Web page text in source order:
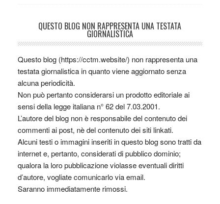
QUESTO BLOG NON RAPPRESENTA UNA TESTATA
GIORNALISTICA
Questo blog (https://cctm.website/) non rappresenta una
testata giornalistica in quanto viene aggiornato senza
alcuna periodicità.
Non può pertanto considerarsi un prodotto editoriale ai
sensi della legge italiana n° 62 del 7.03.2001.
L’autore del blog non è responsabile del contenuto dei
commenti ai post, nè del contenuto dei siti linkati.
Alcuni testi o immagini inseriti in questo blog sono tratti da
internet e, pertanto, considerati di pubblico dominio;
qualora la loro pubblicazione violasse eventuali diritti
d’autore, vogliate comunicarlo via email.
Saranno immediatamente rimossi.